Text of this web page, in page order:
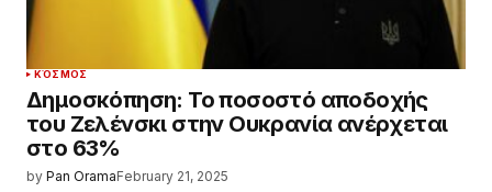
ΚΌΣΜΟΣ
Δημοσκόπηση: Το ποσοστό αποδοχής
του Ζελένσκι στην Ουκρανία ανέρχεται
στο 63%
by Pan OramaFebruary 21, 2025